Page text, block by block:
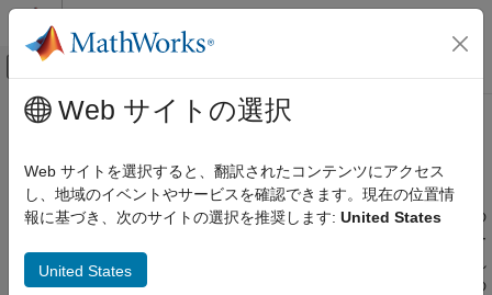
コンテンツへスキップ
オフキャンバス ナビゲーション メ
ドキュメンテーションのホーム
Image Processing Toolbox
イメージのフィルター処理と強調
カテゴリ
イメージのフィルター処理
メインコンテンツ
モルフォロジー演算
膨張、収縮、復元、その他のモルフォロジー演算の実行
"モルフォロジー" とは、イメージを処理する過程で形状ベースの
イメージ処理操作の総称です。モルフォロジー演算では、イメー
ジ内の各ピクセルは近傍の他のピクセルの値に基づいて調整され
ます。近傍のサイズと形状を選択すると、入力イメージの特定の
Web サイトの選択
Web サイトを選択すると、翻訳されたコンテンツにアクセス
し、地域のイベントやサービスを確認できます。現在の位置情
報に基づき、次のサイトの選択を推奨します: United States
United States